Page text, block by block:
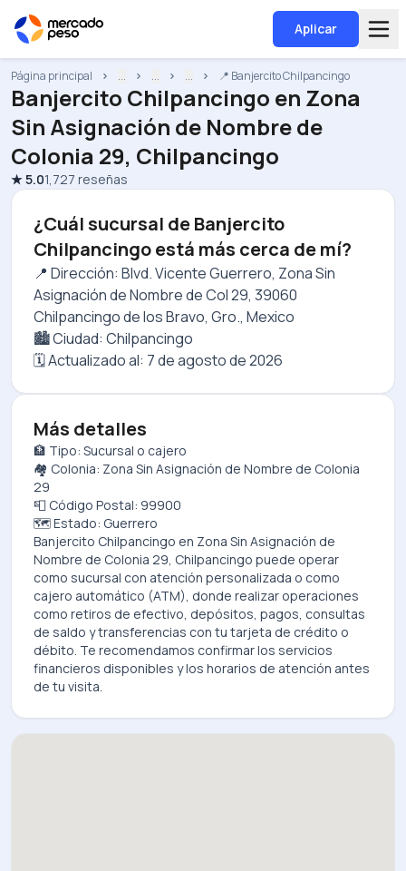
Aplicar
Página principal ... ... ... 📍 Banjercito Chilpancingo
Banjercito Chilpancingo en Zona
Sin Asignación de Nombre de
Colonia 29, Chilpancingo
★5.01,727 reseñas
¿Cuál sucursal de Banjercito
Chilpancingo está más cerca de mí?
📍 Dirección: Blvd. Vicente Guerrero, Zona Sin
Asignación de Nombre de Col 29, 39060
Chilpancingo de los Bravo, Gro., Mexico
🏙️ Ciudad: Chilpancingo
🗓️ Actualizado al: 7 de agosto de 2026
Más detalles
🏦 Tipo: Sucursal o cajero
🏘️ Colonia: Zona Sin Asignación de Nombre de Colonia
29
📮 Código Postal: 99900
🗺️ Estado: Guerrero
Banjercito Chilpancingo en Zona Sin Asignación de
Nombre de Colonia 29, Chilpancingo puede operar
como sucursal con atención personalizada o como
cajero automático (ATM), donde realizar operaciones
como retiros de efectivo, depósitos, pagos, consultas
de saldo y transferencias con tu tarjeta de crédito o
débito. Te recomendamos confirmar los servicios
financieros disponibles y los horarios de atención antes
de tu visita.